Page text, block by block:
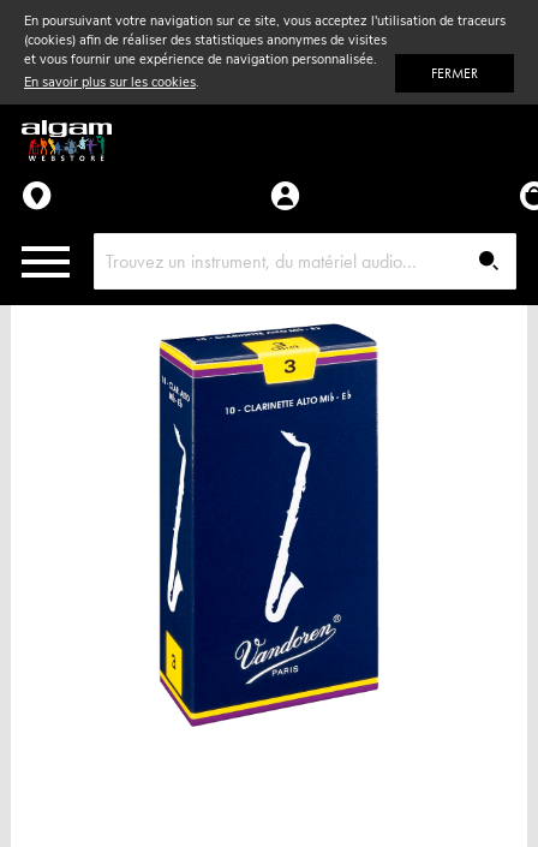
En poursuivant votre navigation sur ce site, vous acceptez l'utilisation de traceurs
(cookies) afin de réaliser des statistiques anonymes de visites
et vous fournir une expérience de navigation personnalisée.
En savoir plus sur les cookies. FERMER
Vent& Violon
Accessoires
Pièces détachées